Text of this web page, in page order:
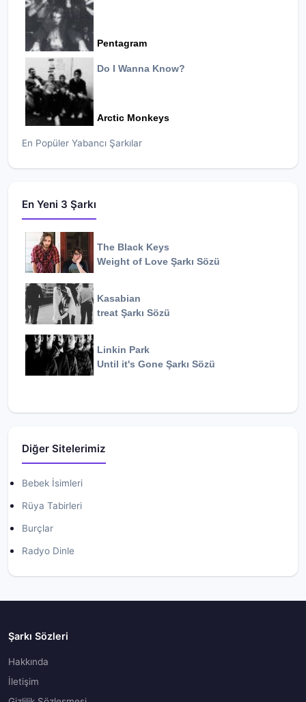
Pentagram
Do I Wanna Know?
Arctic Monkeys
En Popüler Yabancı Şarkılar
En Yeni 3 Şarkı
The Black Keys
Weight of Love Şarkı Sözü
Kasabian
treat Şarkı Sözü
Linkin Park
Until it's Gone Şarkı Sözü
Diğer Sitelerimiz
Bebek İsimleri
Rüya Tabirleri
Burçlar
Radyo Dinle
Şarkı Sözleri
Hakkında
İletişim